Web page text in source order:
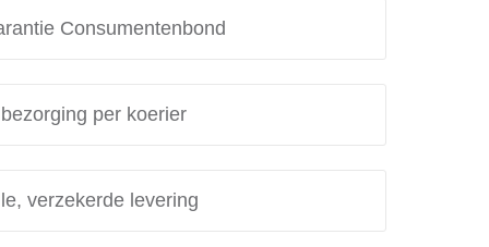
Consumentenbond
per koerier
verzekerde levering